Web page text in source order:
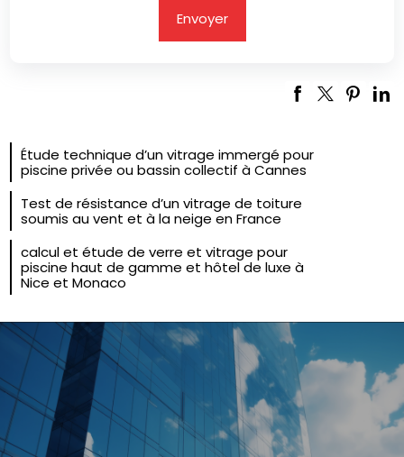
Étude technique d’un vitrage immergé pour
piscine privée ou bassin collectif à Cannes
Test de résistance d’un vitrage de toiture
soumis au vent et à la neige en France
calcul et étude de verre et vitrage pour
piscine haut de gamme et hôtel de luxe à
Nice et Monaco